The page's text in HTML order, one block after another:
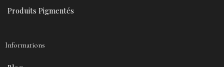
Produits Pigmentés
Informations